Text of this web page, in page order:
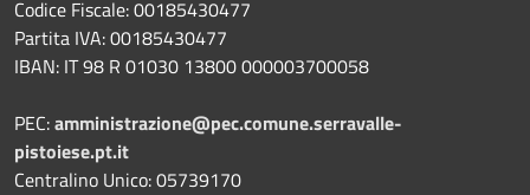
Codice Fiscale: 00185430477
Partita IVA: 00185430477
IBAN: IT 98 R 01030 13800 000003700058
PEC:amministrazione@pec.comune.serravalle-
pistoiese.pt.it
Centralino Unico: 05739170